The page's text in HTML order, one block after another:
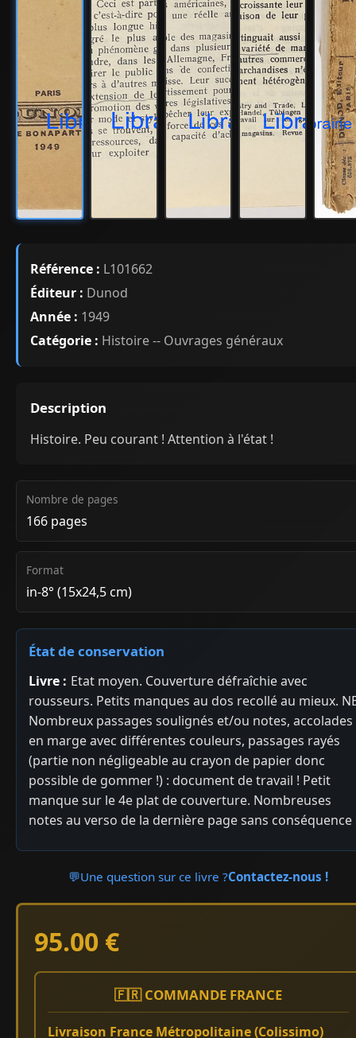
Référence : L101662
Éditeur : Dunod
Année : 1949
Catégorie : Histoire -- Ouvrages généraux
Description
Histoire. Peu courant ! Attention à l'état !
Nombre de pages
166 pages
Format
in-8° (15x24,5 cm)
État de conservation
Livre : Etat moyen. Couverture défraîchie avec
rousseurs. Petits manques au dos recollé au mieux.
Nombreux passages soulignés et/ou notes, accolades
en marge avec différentes couleurs, passages rayés
(partie non négligeable au crayon de papier donc
possible de gommer !) : document de travail ! Petit
manque sur le 4e plat de couverture. Nombreuses
notes au verso de la dernière page sans conséquence
💬Une question sur ce livre ?Contactez-nous !
95.00 €
🇫🇷 COMMANDE FRANCE
Livraison France Métropolitaine (Colissimo)